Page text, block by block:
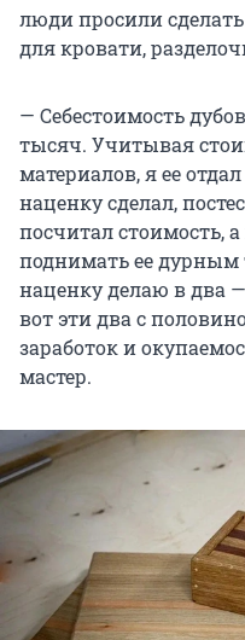
люди просили
для кровати,
— Себестоимость
тысяч. Учитывая
материалов, я ее
наценку сделал,
посчитал стоимость,
поднимать ее дурным
наценку делаю в два
вот эти два с
заработок и
мастер.